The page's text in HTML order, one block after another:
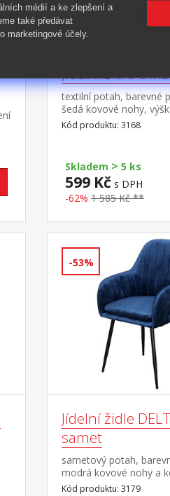
Jídelní židle
textilní potah, barevné
šedá kovové nohy,
cm
Kód produktu: 3168
Skladem > 5 ks
599 Kč s DPH
-62% 1 585 Kč **
-53%
Jídelní židle
samet
sametový potah,
modrá kovové nohy a
výška sedu 50 cm
Kód produktu: 3179
médií a ke zlepšení a
také předávat
marketingové účely.